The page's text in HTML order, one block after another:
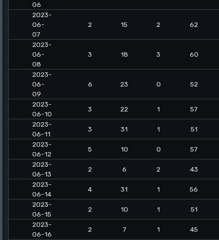
06
2023-
06-
07
2 15 2 62
2023-
06-
08
3 18 3 60
2023-
06-
09
6 23 0 52
2023-
06-10
3 22 1
57
2023-
06-11
3 31 1
51
2023-
06-12
5 10 0
57
2023-
06-13
2 6 2
43
2023-
06-14
4 31 1
56
2023-
06-15
2 10 1
51
2023-
06-16
2 7 1
45